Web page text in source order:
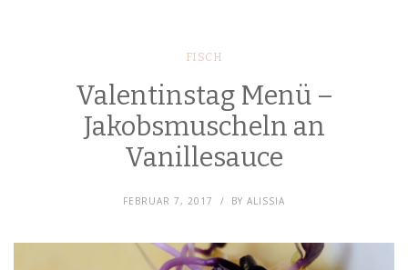
FISCH
Valentinstag Menü –
Jakobsmuscheln an
Vanillesauce
FEBRUAR 7, 2017 BY ALISSIA